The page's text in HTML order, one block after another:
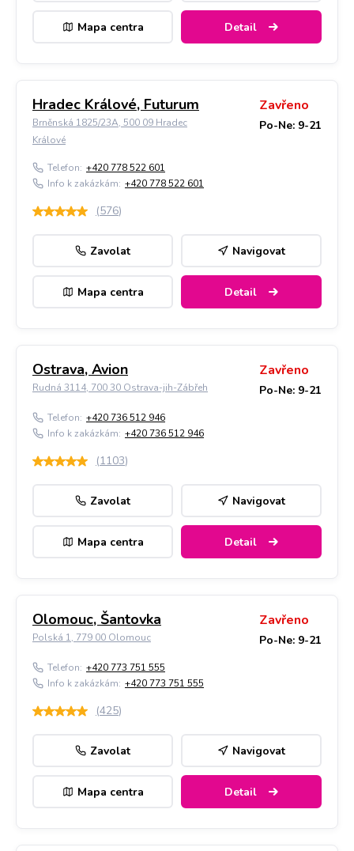
Mapa centra Detail
Hradec Králové, Futurum
Brněnská 1825/23A, 500 09 Hradec
Králové
Zavřeno
Po-Ne: 9-21
Telefon: +420 778 522 601
Info k zakázkám: +420 778 522 601
(576)
Zavolat Navigovat
Mapa centra Detail
Ostrava, Avion
Rudná 3114, 700 30 Ostrava-jih-Zábřeh
Zavřeno
Po-Ne: 9-21
Telefon: +420 736 512 946
Info k zakázkám: +420 736 512 946
(1103)
Zavolat Navigovat
Mapa centra Detail
Olomouc, Šantovka
Polská 1, 779 00 Olomouc
Zavřeno
Po-Ne: 9-21
Telefon: +420 773 751 555
Info k zakázkám: +420 773 751 555
(425)
Zavolat Navigovat
Mapa centra Detail